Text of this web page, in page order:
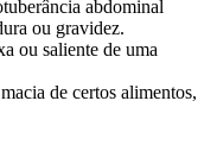
abdominal
ou gravidez.
ou saliente de uma
de certos alimentos,